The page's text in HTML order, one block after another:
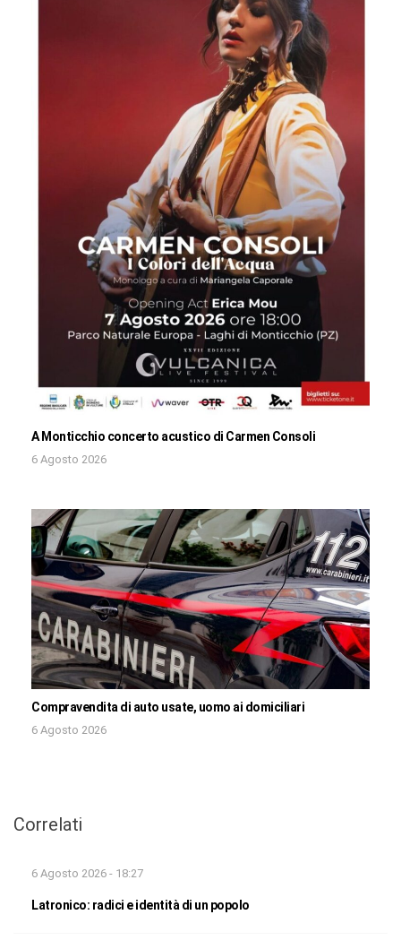
A Monticchio concerto acustico di Carmen Consoli
6 Agosto 2026
Compravendita di auto usate, uomo ai domiciliari
6 Agosto 2026
Correlati
6 Agosto 2026 - 18:27
Latronico: radici e identità di un popolo